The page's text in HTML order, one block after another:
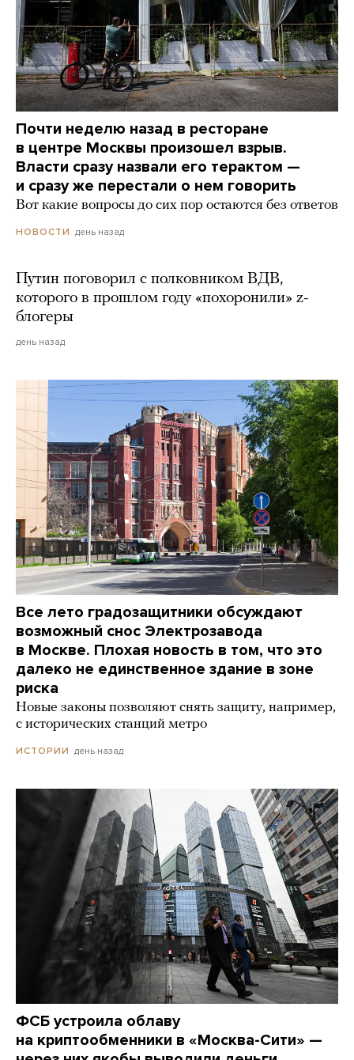
Почти неделю назад в ресторане
в центре Москвы произошел взрыв.
Власти сразу назвали его терактом —
и сразу же перестали о нем говорить
Вот какие вопросы до сих пор остаются без ответов
НОВОСТИ день назад
Путин поговорил с полковником ВДВ,
которого в прошлом году «похоронили» z-
блогеры
день назад
Все лето градозащитники обсуждают
возможный снос Электрозавода
в Москве. Плохая новость в том, что это
далеко не единственное здание в зоне
риска
Новые законы позволяют снять защиту, например,
с исторических станций метро
ИСТОРИИ день назад
ФСБ устроила облаву
на криптообменники в «Москва-Сити» —